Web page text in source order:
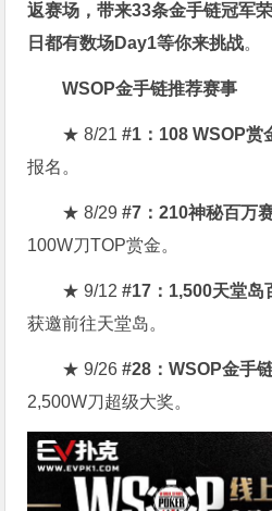
返赛场 ，带来33条金手链冠军
日都有数场Day1等你来挑战。
WSOP金手链推荐赛事
★ 8/21#1：108 WSOP赏
报名。
★ 8/29#7：210神秘百万
100W刀TOP赏金。
★ 9/12#17：1,500天堂岛
获邀前往天堂岛。
★ 9/26#28：WSOP金手
2,500W刀超级大奖。